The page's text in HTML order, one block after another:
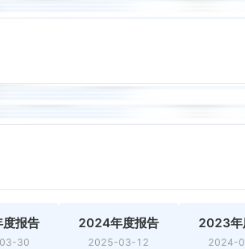
报告
30
2024年度报告
2025-03-12
2023年
2024-